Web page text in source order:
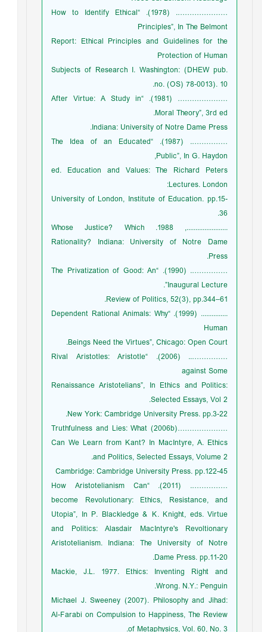
…………………. (1978). “How to Identify Ethical
Principles”, In The Belmont
Report: Ethical Principles and Guidelines for the
Protection of Human
Subjects of Research I. Washington: (DHEW pub.
no. (OS) 78-0013). 10.
………………… (1981). “After Virtue: A Study in
Moral Theory”, 3rd ed.
Indiana: University of Notre Dame Press.
……………. (1987). “The Idea of an Educated
Public”, In G. Haydon,
ed. Education and Values: The Richard Peters
Lectures. London:
University of London, Institute of Education. pp.15-
36.
......................., 1988. Whose Justice? Which
Rationality? Indiana: University of Notre Dame
Press.
……………. (1990). “The Privatization of Good: An
Inaugural Lecture”.
Review of Politics, 52(3), pp.344–61.
............... (1999). “Dependent Rational Animals: Why
Human
Beings Need the Virtues”, Chicago: Open Court.
…………….. (2006). “Rival Aristotles: Aristotle
against Some
Renaissance Aristotelians”, In Ethics and Politics:
Selected Essays, Vol 2.
New York: Cambridge University Press. pp.3-22.
…………………(2006b) Truthfulness and Lies: What
Can We Learn from Kant? In MacIntyre, A. Ethics
and Politics, Selected Essays, Volume 2.
Cambridge: Cambridge University Press. pp.122-45
……………. (2011). “How Aristotelianism Can
become Revolutionary: Ethics, Resistance, and
Utopia”, In P. Blackledge & K. Knight, eds. Virtue
and Politics: Alasdair MacIntyre's Revoltionary
Aristotelianism. Indiana: The University of Notre
Dame Press. pp.11-20.
Mackie, J.L. 1977. Ethics: Inventing Right and
Wrong. N.Y.: Penguin.
Michael J. Sweeney (2007). Philosophy and Jihad:
Al-Farabi on Compulsion to Happiness, The Review